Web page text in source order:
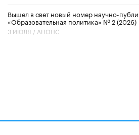
Вышел в свет новый номер научно-
«Образовательная политика» № 2 (2026)
3 ИЮЛЯ / АНОНС